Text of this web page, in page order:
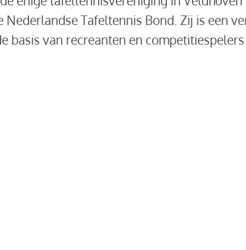
Nederlandse Tafeltennis Bond. Zij is een
basis van recreanten en